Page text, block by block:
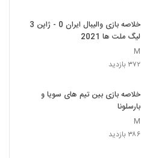
خلاصه بازی والیبال ایران 0 - ژاپن 3
لیگ ملت ها 2021
M
۳۷۲ بازدید
خلاصه بازی بین تیم های سویا و
بارسلونا
M
۳۸۶ بازدید